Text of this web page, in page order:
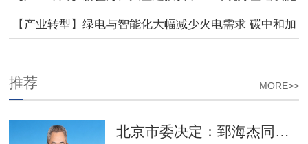
快速建设
【产业转型】绿电与智能化大幅减少火电需求 碳中和加
MORE>>
推荐